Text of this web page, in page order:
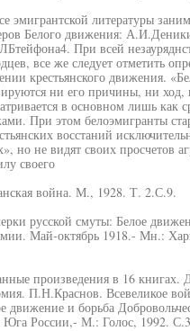
эмигрантской литературы
Белого движения:
При всей
все же следует отметить
крестьянского движения.
ни его причины, ни ход,
в основном лишь как
При этом белоэмигранты
восстаний
но не видят своих просчетов
своего
война. М., 1928. Т. 2.С.9.
русской смуты: Белое
Май-октябрь 1918.- Мн.:
произведения в 16 книгах.
П.Н.Краснов. Всевеликое
и борьба
России,- М.: Голос, 1992.